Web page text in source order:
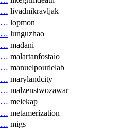
… livadnikravljak
… lopmon
… lunguzhao
… madani
… malartanfostaio
… manuelpourlelab
… marylandcity
… małzenstwozawar
… melekap
… metamerization
… migs